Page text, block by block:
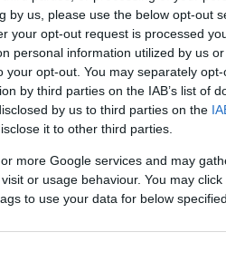
by us, please use the below opt-out
your opt-out request is processed
personal information utilized by us
opt-out. You may separately
by third parties on the IAB’s list of
by us to third parties on the
it to other third parties.
more Google services and may
or usage behaviour. You may
to use your data for below
κάτω από τον αθηναϊκό
είναι το μουσικό γεγονός